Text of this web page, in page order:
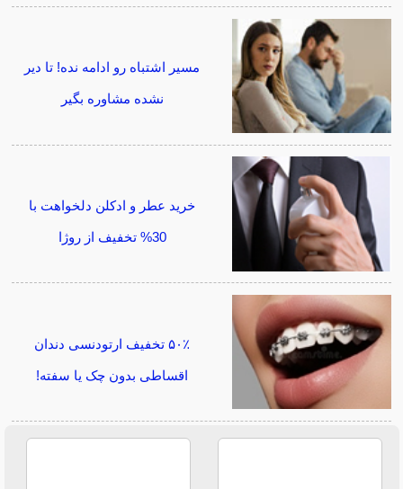
مسیر اشتباه رو ادامه نده! تا دیر
نشده مشاوره بگیر
خرید عطر و ادکلن دلخواهت با
30% تخفیف از روژا
۵۰٪ تخفیف ارتودنسی دندان
اقساطی بدون چک یا سفته!